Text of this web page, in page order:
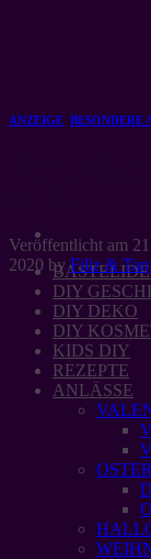
DIY
DIY DEKO
DIY
KIDS DIY
REZEPTE
ANLÄSSE
ANZEIGE BESONDERE
Veröffentlicht am
2020 byFiliz &